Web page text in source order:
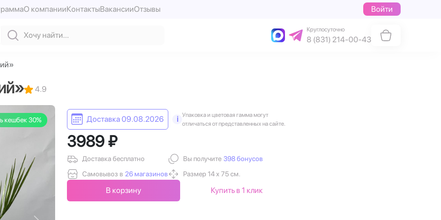
О компанииКонтактыВакансииОтзывы Войти
Круглосуточно
8 (831) 214-00-43
4.9
кешбек 30% Доставка 09.08.2026 i
Упаковка и цветовая гамма могут
отличаться от представленных на сайте.
3989 ₽
Доставка бесплатно
Самовывоз в 26 магазинов
Вы получите 398 бонусов
Размер 14 х 75 см.
В корзину Купить в 1 клик